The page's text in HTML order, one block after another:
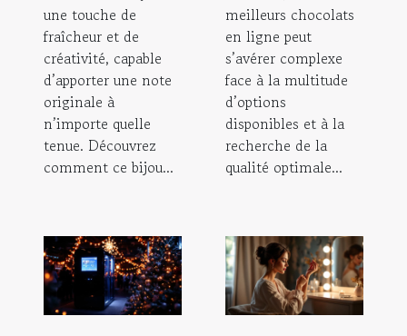
une touche de
fraîcheur et de
créativité, capable
d’apporter une note
originale à
n’importe quelle
tenue. Découvrez
comment ce bijou...
meilleurs chocolats
en ligne peut
s’avérer complexe
face à la multitude
d’options
disponibles et à la
recherche de la
qualité optimale...